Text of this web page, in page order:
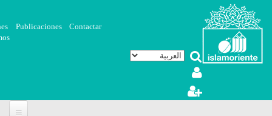
تجاوز إلى المحتوى الرئيسي
Contactar
Publicaciones